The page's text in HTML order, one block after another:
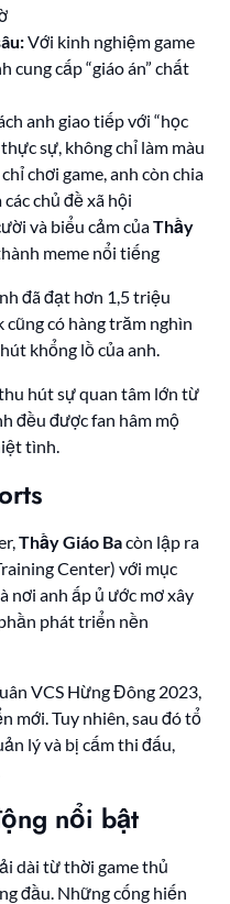
Với kinh nghiệm game
cung cấp “giáo án” chất
anh giao tiếp với “học
sự, không chỉ làm màu
chơi game, anh còn chia
chủ đề xã hội
và biểu cảm củaThầy
meme nổi tiếng
đã đạt hơn 1,5 triệu
cũng có hàng trăm nghìn
khổng lồ của anh.
hút sự quan tâm lớn từ
đều được fan hâm mộ
tình.
Thầy Giáo Bacòn lập ra
Center) với mục
nơi anh ấp ủ ước mơ xây
phát triển nền
VCS Hừng Đông 2023,
mới. Tuy nhiên, sau đó tổ
lý và bị cấm thi đấu,
nổi bật
dài từ thời game thủ
đầu. Những cống hiến